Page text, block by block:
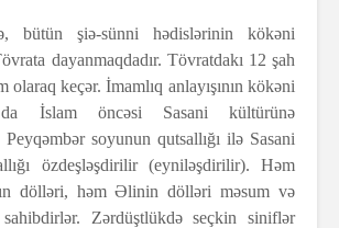
bütün şiə-sünni hədislərinin kökəni
dayanmaqdadır. Tövratdakı 12 şah
olaraq keçər. İmamlıq anlayışının kökəni
İslam öncəsi Sasani kültürünə
Peyqəmbər soyunun qutsallığı ilə Sasani
özdeşləşdirilir (eyniləşdirilir). Həm
dölləri, həm Əlinin dölləri məsum və
Zərdüştlükdə seçkin siniflər